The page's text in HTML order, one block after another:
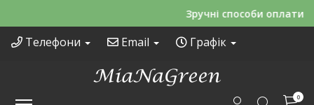
Зручні способи оплати
Телефони Email Графік
0